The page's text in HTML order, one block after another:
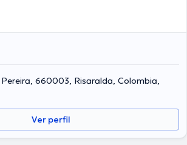
660003, Risaralda, Colombia,
Ver perfil